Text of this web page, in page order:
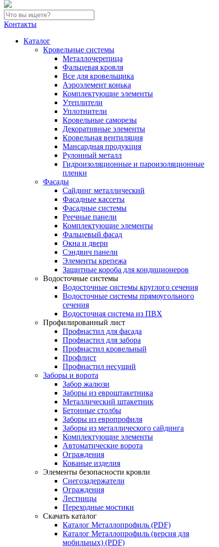
Контакты
Каталог
Кровельные системы
Металлочерепица
Фальцевая кровля
Все для кровельщика
Аэроэлемент конька
Комплектующие элементы
Утеплители
Уплотнители
Кровельные саморезы
Декоративные элементы
Кровельная вентиляция
Мансардная продукция
Рулонный металл
Гидроизоляционные и пароизоляционные
пленки
Фасады
Сайдинг металлический
Фасадные кассеты
Фасадные системы
Реечные панели
Комплектующие элементы
Фальцевый фасад
Окна и двери
Сэндвич панели
Элементы крепежа
Защитные короба для кондиционеров
Водосточные системы
Водосточные системы круглого сечения
Водосточные системы прямоугольного
сечения
Водосточная система из ПВХ
Профилированный лист
Профнастил для фасада
Профнастил для забора
Профнастил кровельный
Профлист
Профнастил несущий
Заборы и ворота
Забор жалюзи
Заборы из евроштакетника
Металлический штакетник
Бетонные столбы
Заборы из европрофиля
Заборы из металлического сайдинга
Комплектующие элементы
Автоматические ворота
Ограждения
Кованые изделия
Элементы безопасности кровли
Снегозадержатели
Ограждения
Лестницы
Переходные мостики
Скачать каталог
Каталог Металлопрофиль (PDF)
Каталог Металлопрофиль (версия для
мобильных) (PDF)